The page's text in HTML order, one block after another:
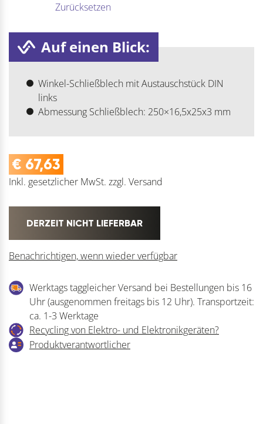
Zurücksetzen
Auf einen Blick:
Winkel-Schließblech mit Austauschstück DIN
links
Abmessung Schließblech: 250×16,5x25x3 mm
€ 67,63
Inkl. gesetzlicher MwSt. zzgl. Versand
DERZEIT NICHT LIEFERBAR
Benachrichtigen, wenn wieder verfügbar
Werktags taggleicher Versand bei Bestellungen bis 16
Uhr (ausgenommen freitags bis 12 Uhr). Transportzeit:
ca. 1-3 Werktage
Recycling von Elektro- und Elektronikgeräten?
Produktverantwortlicher